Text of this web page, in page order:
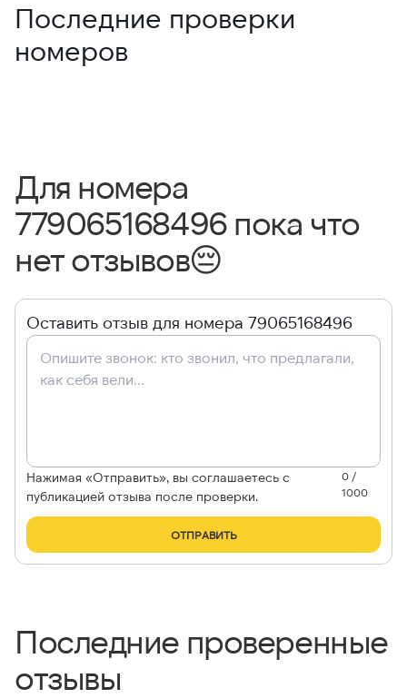
Последние проверки
номеров
Для номера
779065168496 пока что
нет отзывов😔
Оставить отзыв для номера 79065168496
Нажимая «Отправить», вы соглашаетесь с
публикацией отзыва после проверки.
0 /
1000
ОТПРАВИТЬ
Последние проверенные
отзывы